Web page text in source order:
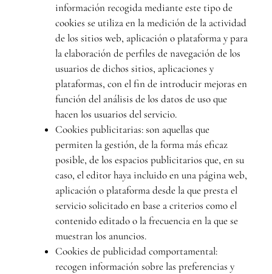
información recogida mediante este tipo de
cookies se utiliza en la medición de la actividad
de los sitios web, aplicación o plataforma y para
la elaboración de perfiles de navegación de los
usuarios de dichos sitios, aplicaciones y
plataformas, con el fin de introducir mejoras en
función del análisis de los datos de uso que
hacen los usuarios del servicio.
Cookies publicitarias: son aquellas que
permiten la gestión, de la forma más eficaz
posible, de los espacios publicitarios que, en su
caso, el editor haya incluido en una página web,
aplicación o plataforma desde la que presta el
servicio solicitado en base a criterios como el
contenido editado o la frecuencia en la que se
muestran los anuncios.
Cookies de publicidad comportamental:
recogen información sobre las preferencias y